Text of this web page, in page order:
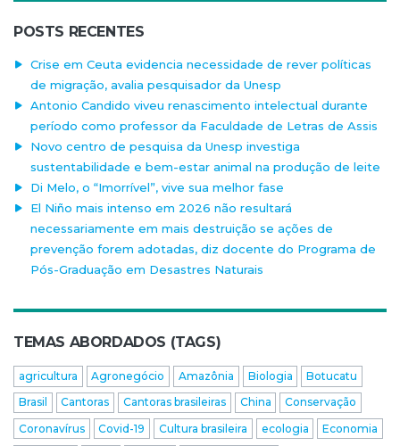
POSTS RECENTES
Crise em Ceuta evidencia necessidade de rever políticas
de migração, avalia pesquisador da Unesp
Antonio Candido viveu renascimento intelectual durante
período como professor da Faculdade de Letras de Assis
Novo centro de pesquisa da Unesp investiga
sustentabilidade e bem-estar animal na produção de leite
Di Melo, o “Imorrível”, vive sua melhor fase
El Niño mais intenso em 2026 não resultará
necessariamente em mais destruição se ações de
prevenção forem adotadas, diz docente do Programa de
Pós-Graduação em Desastres Naturais
TEMAS ABORDADOS (TAGS)
agricultura Agronegócio Amazônia Biologia
Botucatu
Brasil
Cantoras Cantoras brasileiras China
Conservação
Coronavírus
Covid-19 Cultura brasileira ecologia
Economia